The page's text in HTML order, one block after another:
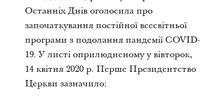
Останніх Днів оголосила про
започаткування постійної всесвітньої
програми з подолання пандемії COVID-
19. У листі оприлюдненому у вівторок,
14 квітня 2020 р. Перше Президентство
Церкви зазначило: